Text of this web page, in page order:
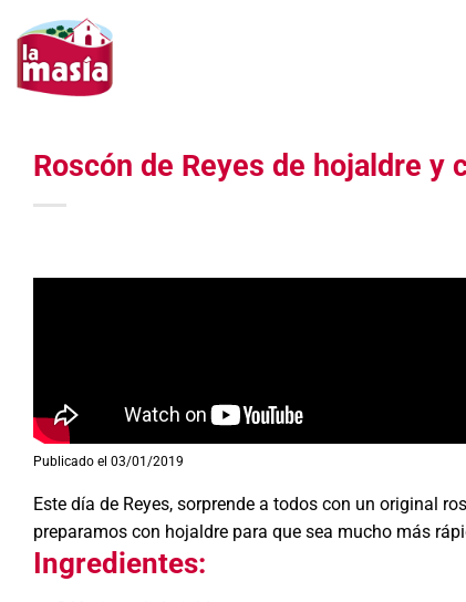
contenido
Roscón de Reyes de hojaldre y
Publicado el 03/01/2019
Este día de Reyes, sorprende a todos con un original
preparamos con hojaldre para que sea mucho más
Ingredientes: